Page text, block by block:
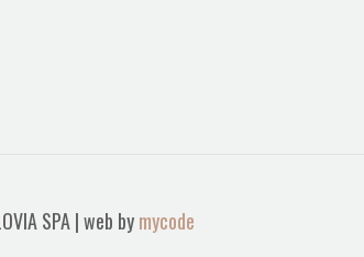
SPA | web bymycode